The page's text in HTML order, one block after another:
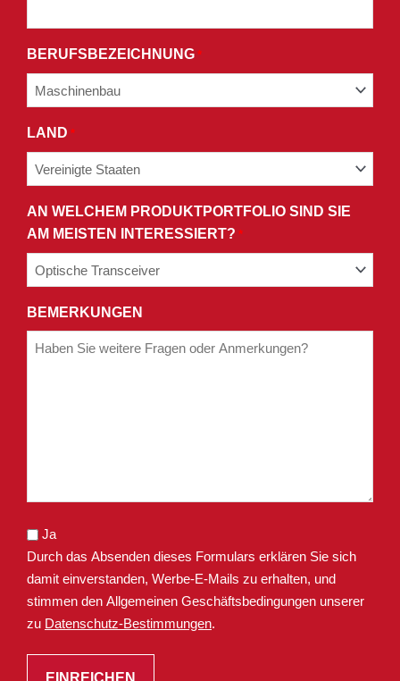
BERUFSBEZEICHNUNG *
LAND *
AN WELCHEM PRODUKTPORTFOLIO SIND SIE
AM MEISTEN INTERESSIERT? *
BEMERKUNGEN
DATENSCHUTZRICHTLINIE
ZU.
Ja
Durch das Absenden dieses Formulars erklären Sie sich
damit einverstanden, Werbe-E-Mails zu erhalten, und
stimmen den Allgemeinen Geschäftsbedingungen unserer
zu Datenschutz-Bestimmungen.